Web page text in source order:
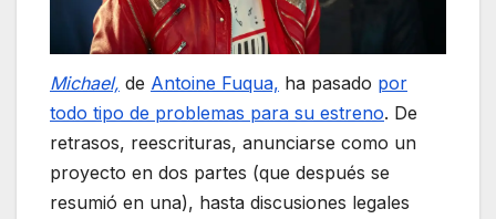
Michael, de Antoine Fuqua, ha pasado por
todo tipo de problemas para su estreno. De
retrasos, reescrituras, anunciarse como un
proyecto en dos partes (que después se
resumió en una), hasta discusiones legales